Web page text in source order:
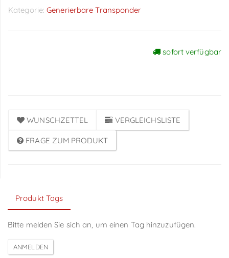
Kategorie:Generierbare Transponder
sofort verfügbar
WUNSCHZETTEL VERGLEICHSLISTE
FRAGE ZUM PRODUKT
Produkt Tags
Bitte melden Sie sich an, um einen Tag hinzuzufügen.